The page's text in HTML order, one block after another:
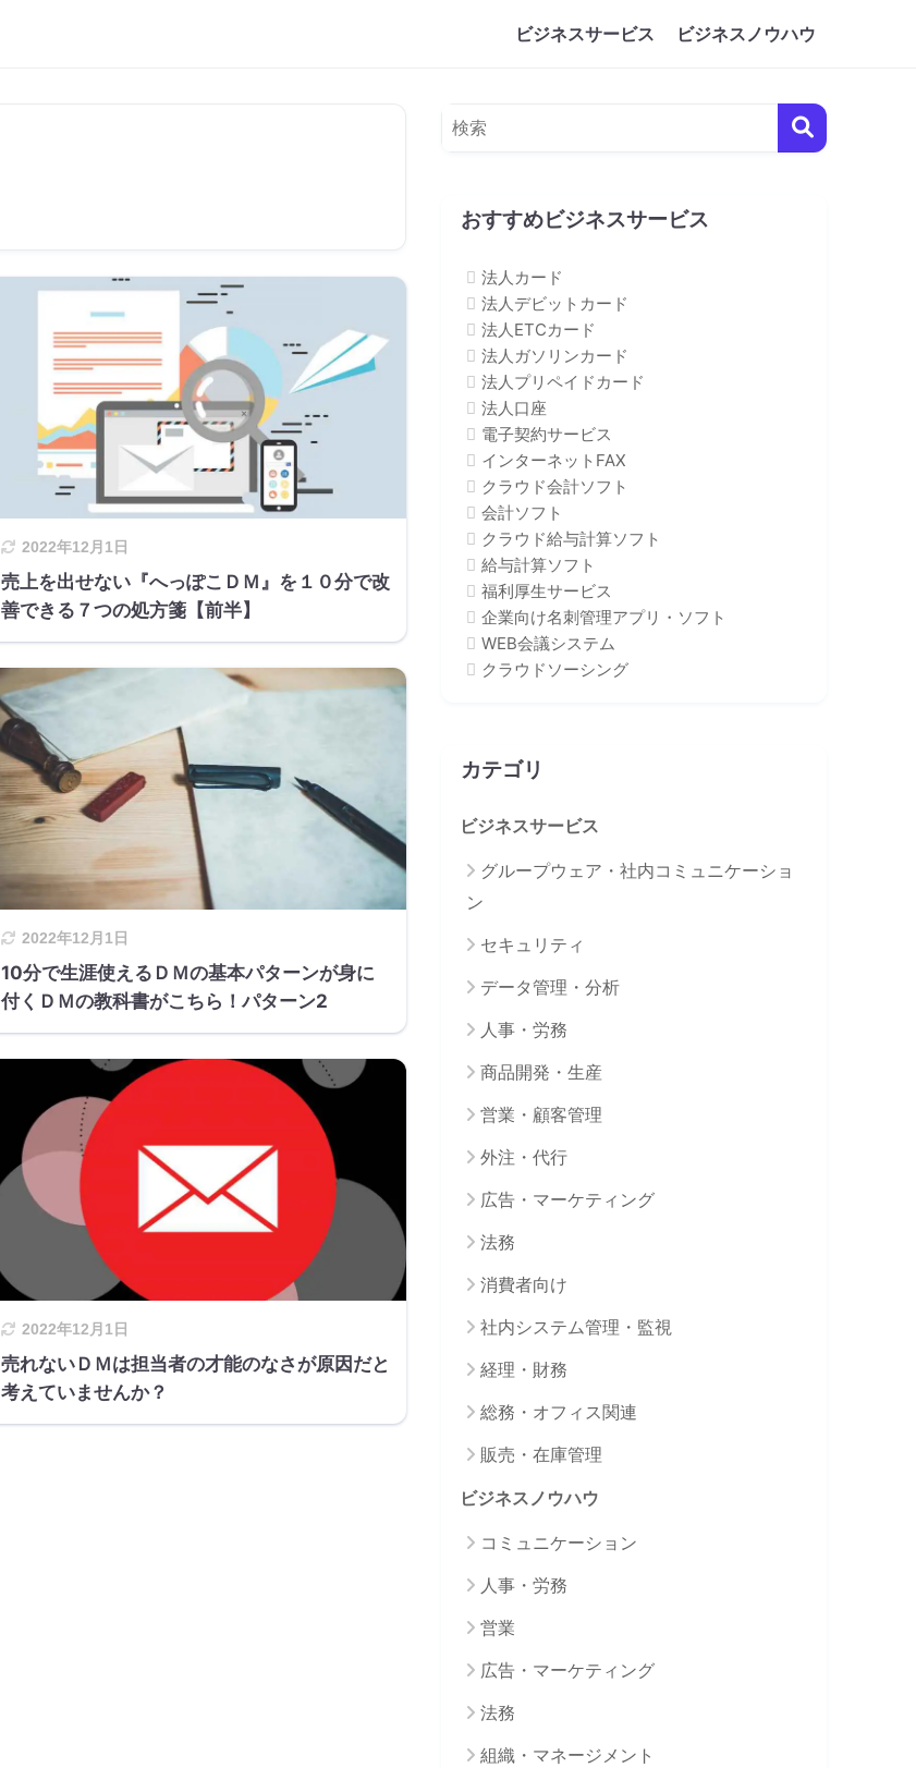
ビジネスサービス ビジネスノウハウ
2022年12月1日
売上を出せない『へっぽこＤＭ』を１０分で改
善できる７つの処方箋【前半】
2022年12月1日
10分で生涯使えるＤＭの基本パターンが身に
付くＤＭの教科書がこちら！パターン2
2022年12月1日
売れないＤＭは担当者の才能のなさが原因だと
考えていませんか？
おすすめビジネスサービス
法人カード
法人デビットカード
法人ETCカード
法人ガソリンカード
法人プリペイドカード
法人口座
電子契約サービス
インターネットFAX
クラウド会計ソフト
会計ソフト
クラウド給与計算ソフト
給与計算ソフト
福利厚生サービス
企業向け名刺管理アプリ・ソフト
WEB会議システム
クラウドソーシング
カテゴリ
ビジネスサービス
グループウェア・社内コミュニケーショ
ン
セキュリティ
データ管理・分析
人事・労務
商品開発・生産
営業・顧客管理
外注・代行
広告・マーケティング
法務
消費者向け
社内システム管理・監視
経理・財務
総務・オフィス関連
販売・在庫管理
ビジネスノウハウ
コミュニケーション
人事・労務
営業
広告・マーケティング
法務
組織・マネージメント